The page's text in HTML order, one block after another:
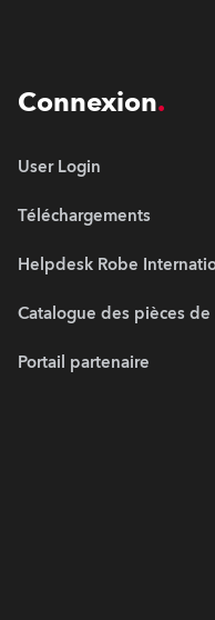
Connexion
User Login
Téléchargements
Helpdesk Robe
Catalogue des pièces de
Portail partenaire